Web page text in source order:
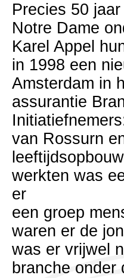
Precies 50
Notre Dame
Karel Appel
in 1998 een
Amsterdam in
assurantie
van Rossurn
werkten was
er
een groep
waren er de
was er vrijwel
branche onder